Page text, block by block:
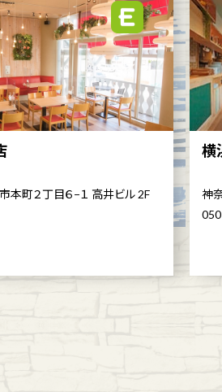
本町２丁目６−１ 高井ビル 2F
横
神